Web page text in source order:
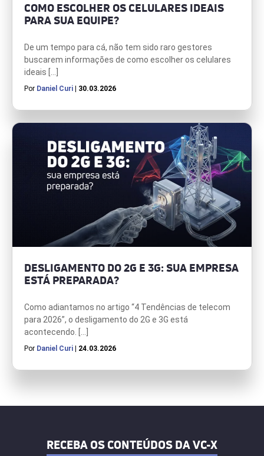
COMO ESCOLHER OS CELULARES IDEAIS
PARA SUA EQUIPE?
De um tempo para cá, não tem sido raro gestores
buscarem informações de como escolher os celulares
ideais […]
Por Daniel Curi | 30.03.2026
DESLIGAMENTO DO 2G E 3G: SUA EMPRESA
ESTÁ PREPARADA?
Como adiantamos no artigo “4 Tendências de telecom
para 2026”, o desligamento do 2G e 3G está
acontecendo. […]
Por Daniel Curi | 24.03.2026
RECEBA OS CONTEÚDOS DA VC-X